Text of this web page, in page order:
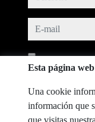
e-mail
Esta página
Una cookie
información que
que visitas